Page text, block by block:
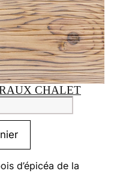
CHALET
d’épicéa de la